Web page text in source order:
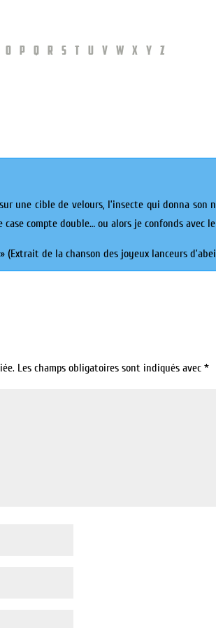
O P Q R S T U V W X Y Z
une cible de velours, l’insecte qui donna son
case compte double… ou alors je confonds avec
(Extrait de la chanson des joyeux lanceurs
Les champs obligatoires sont indiqués avec*